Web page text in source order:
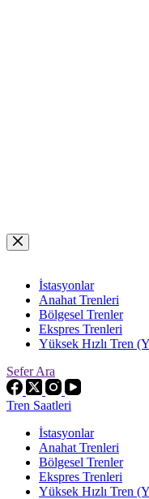
Skip
to
İstasyonlar
Anahat Trenleri
Bölgesel Trenler
Ekspres Trenleri
Yüksek Hızlı Tren
Sefer Ara
Tren Saatleri
İstasyonlar
Anahat Trenleri
Bölgesel Trenler
Ekspres Trenleri
Yüksek Hızlı Tren